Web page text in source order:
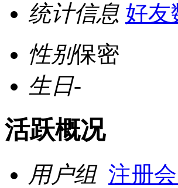
统计信息 好友
性别保密
生日-
活跃概况
用户组 注册